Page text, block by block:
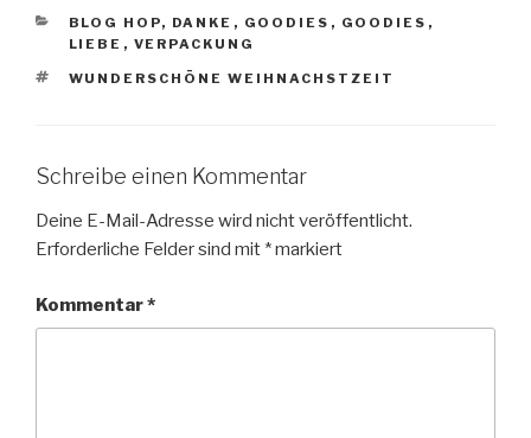
KATEGORIEN
BLOG HOP, DANKE , GOODIES , GOODIES ,
LIEBE , VERPACKUNG
SCHLAGWÖRTER
WUNDERSCHÖNE WEIHNACHSTZEIT
Schreibe einen Kommentar
Deine E-Mail-Adresse wird nicht veröffentlicht.
Erforderliche Felder sind mit *markiert
Kommentar*